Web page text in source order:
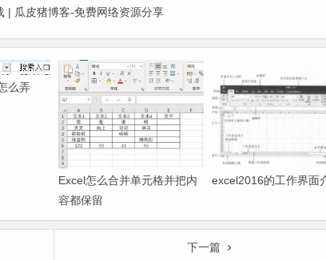
| 瓜皮猪博客-免费网络资源分享
么弄
Excel怎么合并单元格并把内
容都保留
excel2016的工作界面
下一篇